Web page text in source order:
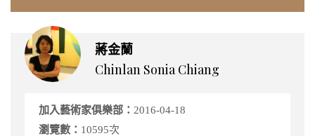
蔣金蘭
Chinlan Sonia Chiang
加入藝術家俱樂部： 2016-04-18
瀏覽數： 10595次